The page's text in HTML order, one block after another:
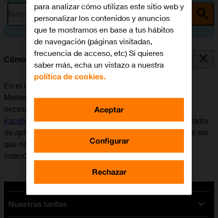
Busca por problema o tema
Cómo utilizar Facebook Messenger
En el móvil se puede utilizar la aplicación Facebook
Messenger. Antes de utilizar Facebook Messenger, es
necesario
configurar el móvil para internet
Facebook Messenger. Tener en cuenta que el desarrollador
de aplicaciones va actualizando la app y por eso puede ser
que no coincida exactamente con el contenido de esta
instrucción.
Nuestras tarifas
para analizar cómo utilizas este sitio web y
personalizar los contenidos y anuncios
que te mostramos en base a tus hábitos
de navegación (páginas visitadas,
frecuencia de acceso, etc) Si quieres
saber más, echa un vistazo a nuestra
política de cookies.
Configurar
Rechazar
Aceptar